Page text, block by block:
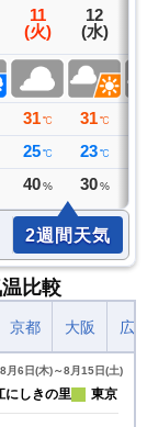
11
(火)
31 ℃
25 ℃
40 %
12
(水)
31 ℃
23 ℃
30 %
2週間天気
比較
京都 大阪 広
月6日(木)～8月15日(土)
にしきの里 東京